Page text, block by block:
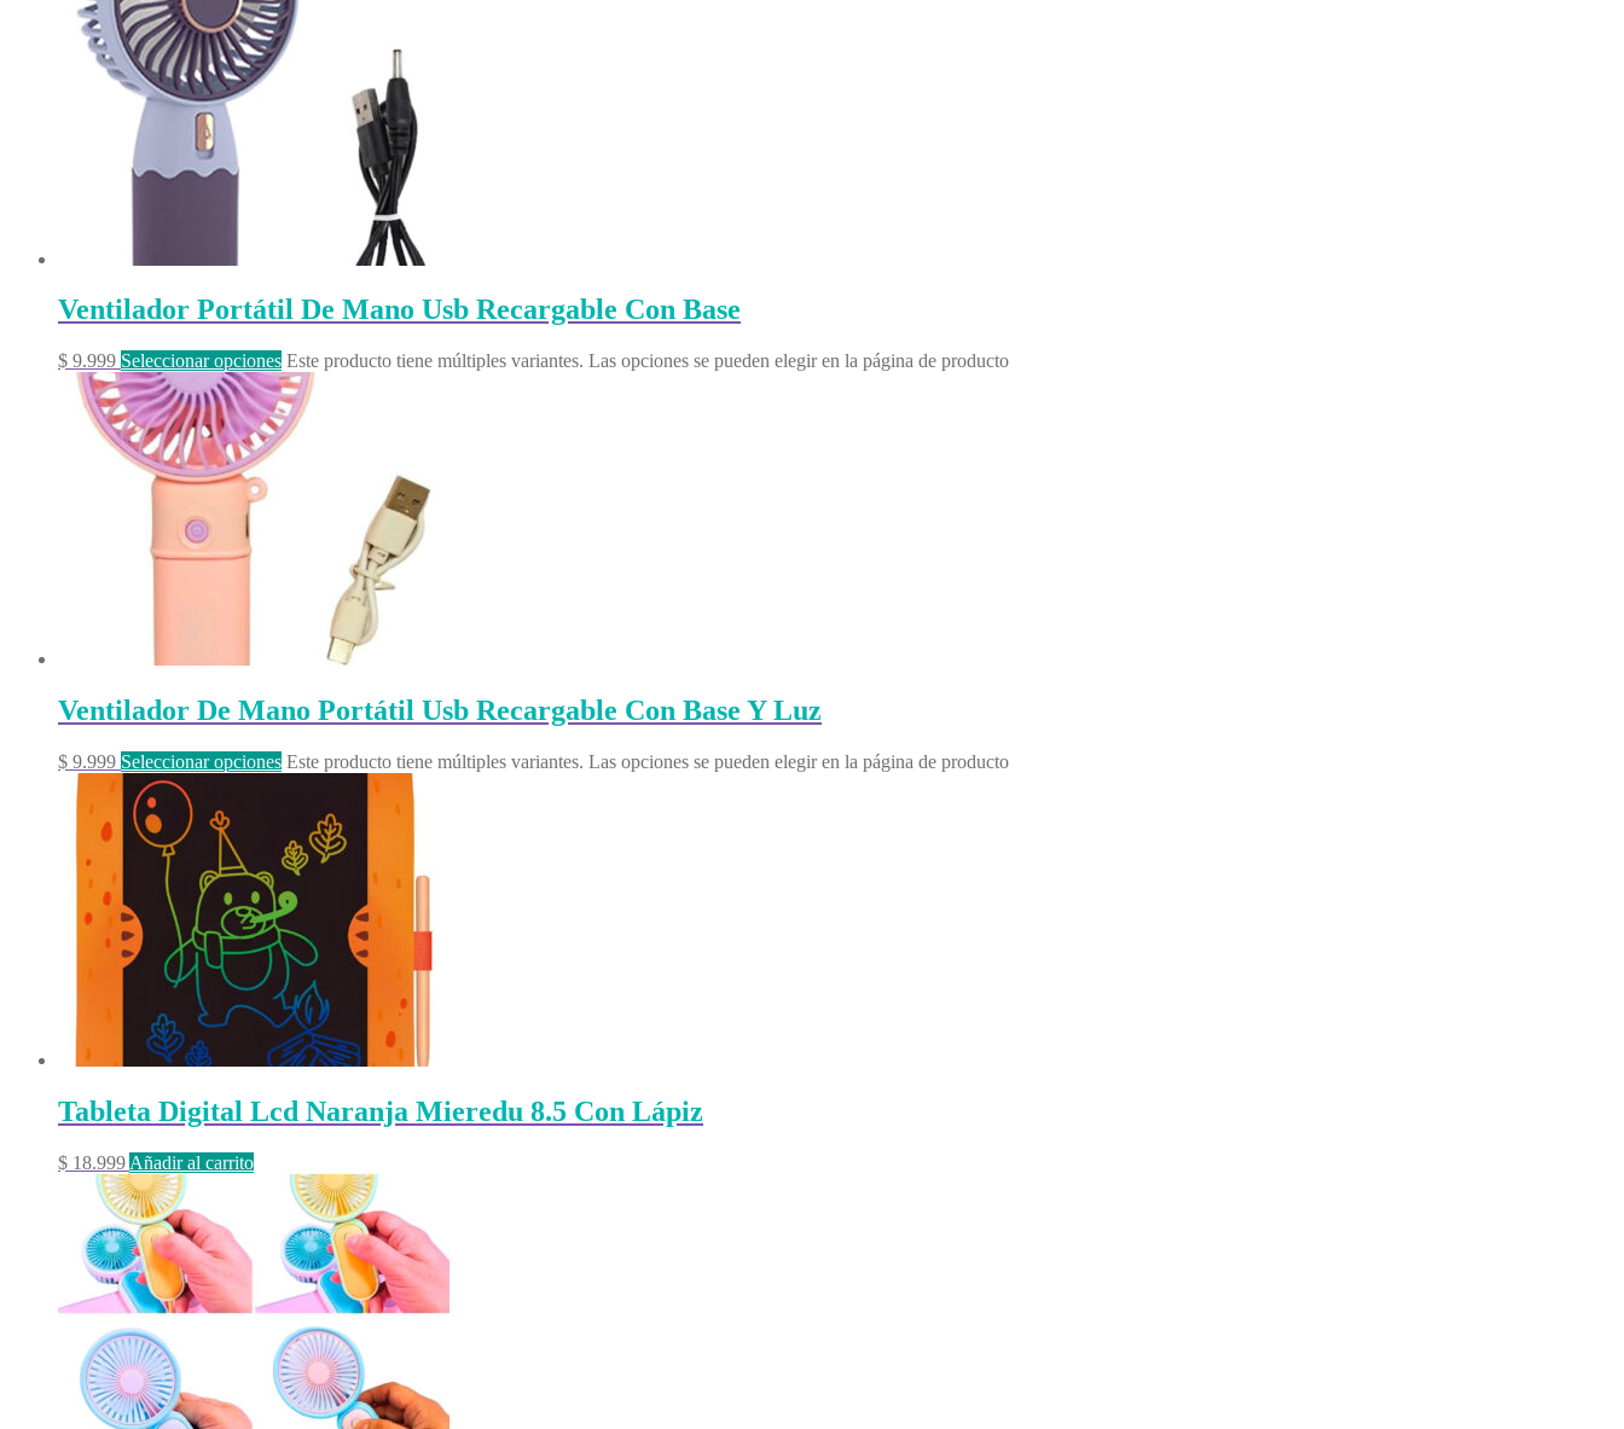
Ventilador Portátil De Mano Usb Recargable Con Base
$ 9.999 Seleccionar opciones Este producto tiene múltiples variantes. Las opciones se pueden elegir en la página de producto
Ventilador De Mano Portátil Usb Recargable Con Base Y Luz
$ 9.999 Seleccionar opciones Este producto tiene múltiples variantes. Las opciones se pueden elegir en la página de producto
Tableta Digital Lcd Naranja Mieredu 8.5 Con Lápiz
$ 18.999 Añadir al carrito